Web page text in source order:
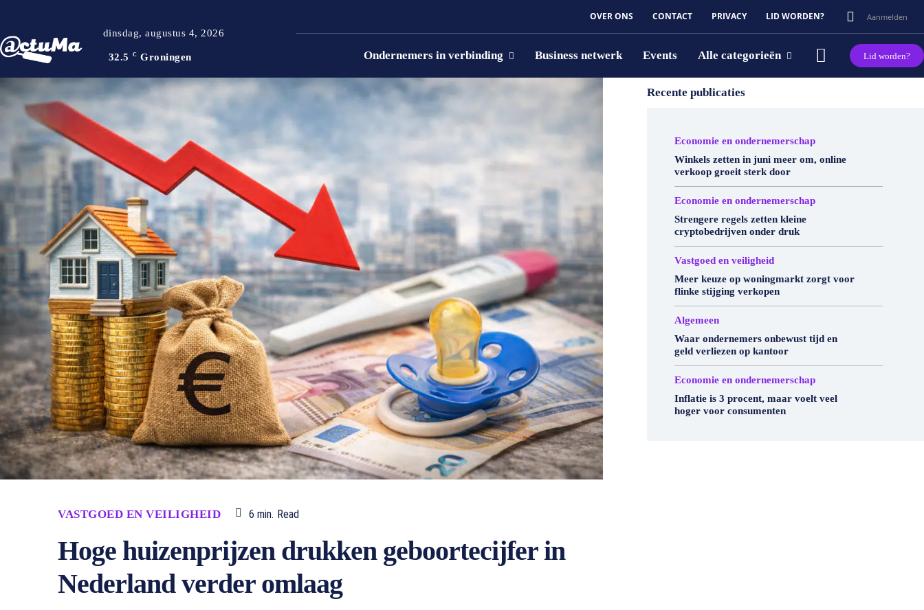
dinsdag, augustus 4, 2026
32.5 C Groningen
OVER ONS CONTACT PRIVACY LID WORDEN? Aanmelden
Ondernemers in verbinding Business netwerk Events Alle categorieën Lid worden?
VASTGOED EN VEILIGHEID 6 min. Read
Hoge huizenprijzen drukken geboortecijfer in
Nederland verder omlaag
Recente publicaties
Economie en ondernemerschap
Winkels zetten in juni meer om, online
verkoop groeit sterk door
Economie en ondernemerschap
Strengere regels zetten kleine
cryptobedrijven onder druk
Vastgoed en veiligheid
Meer keuze op woningmarkt zorgt voor
flinke stijging verkopen
Algemeen
Waar ondernemers onbewust tijd en
geld verliezen op kantoor
Economie en ondernemerschap
Inflatie is 3 procent, maar voelt veel
hoger voor consumenten